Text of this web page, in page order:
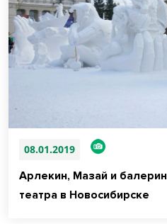
08.01.2019
Арлекин, Мазай и
театра в Новосибирске